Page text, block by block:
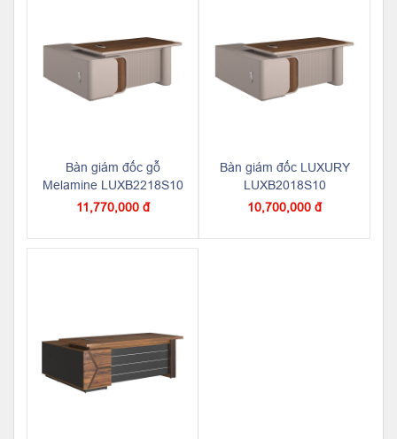
Bàn giám đốc gỗ
Melamine LUXB2218S10
11,770,000 đ
Bàn giám đốc LUXURY
LUXB2018S10
10,700,000 đ